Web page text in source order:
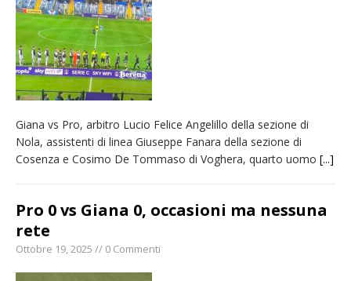
Nuovo fronte delle fiamme: vasto incendio
alle pendici del Monte Barone
Centinaia di vercellesi a Oropa per il
pellegrinaggio diocesano
Intervento dei vigili del fuoco per un
incendio di sterpaglie a Caresanablot
Dieci anni fa l’ingresso a Vercelli
dell’arcivescovo mons. Marco Arnolfo
Giana vs Pro, arbitro Lucio Felice Angelillo della sezione di
Nola, assistenti di linea Giuseppe Fanara della sezione di
Cosenza e Cosimo De Tommaso di Voghera, quarto uomo [...]
Pro 0 vs Giana 0, occasioni ma nessuna
rete
Ottobre 19, 2025 // 0 Commenti